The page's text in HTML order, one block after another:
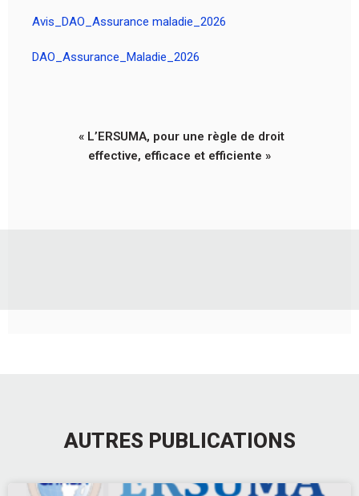
Avis_DAO_Assurance maladie_2026
DAO_Assurance_Maladie_2026
« L’ERSUMA, pour une règle de droit
effective, efficace et efficiente »
AUTRES PUBLICATIONS